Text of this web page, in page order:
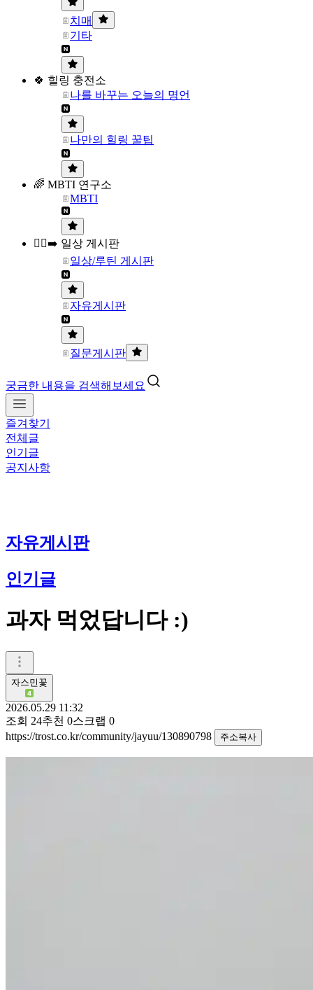
치매
기타
🍀 힐링 충전소
나를 바꾸는 오늘의 명언
나만의 힐링 꿀팁
🌈 MBTI 연구소
MBTI
🏃‍♀️‍➡️ 일상 게시판
일상/루틴 게시판
자유게시판
질문게시판
궁금한 내용을 검색해보세요
즐겨찾기
전체글
인기글
공지사항
자유게시판
인기글
과자 먹었답니다 :)
자스민꽃
2026.05.29 11:32
조회 24추천 0스크랩 0
https://trost.co.kr/community/jayuu/130890798
주소복사